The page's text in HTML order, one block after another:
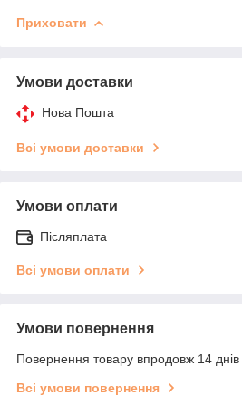
Приховати
Умови доставки
Нова Пошта
Всі умови доставки
Умови оплати
Післяплата
Всі умови оплати
Умови повернення
Повернення товару впродовж 14
Всі умови повернення